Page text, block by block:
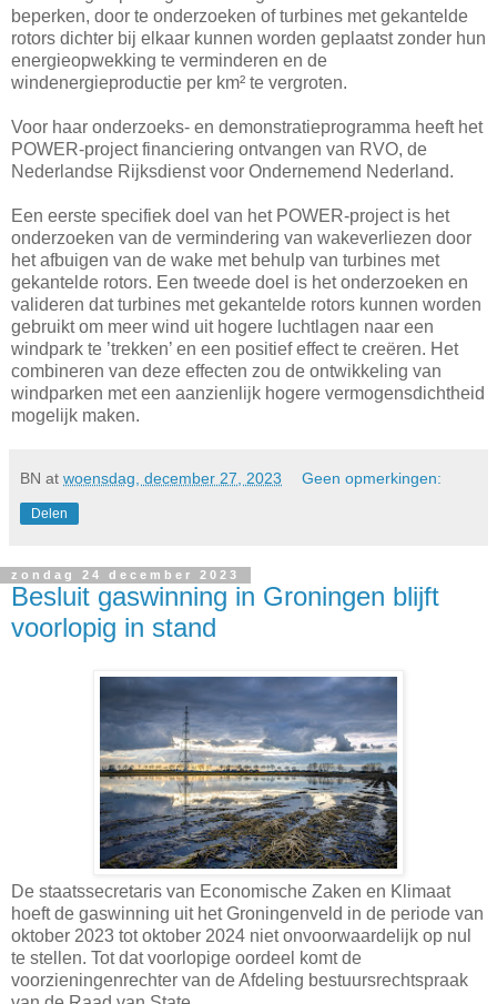
beperken, door te onderzoeken of turbines met gekantelde
rotors dichter bij elkaar kunnen worden geplaatst zonder hun
energieopwekking te verminderen en de
windenergieproductie per km² te vergroten.
Voor haar onderzoeks- en demonstratieprogramma heeft het
POWER-project financiering ontvangen van RVO, de
Nederlandse Rijksdienst voor Ondernemend Nederland.
Een eerste specifiek doel van het POWER-project is het
onderzoeken van de vermindering van wakeverliezen door
het afbuigen van de wake met behulp van turbines met
gekantelde rotors. Een tweede doel is het onderzoeken en
valideren dat turbines met gekantelde rotors kunnen worden
gebruikt om meer wind uit hogere luchtlagen naar een
windpark te ’trekken’ en een positief effect te creëren. Het
combineren van deze effecten zou de ontwikkeling van
windparken met een aanzienlijk hogere vermogensdichtheid
mogelijk maken.
BN at woensdag, december 27, 2023 Geen opmerkingen:
Delen
zondag 24 december 2023
Besluit gaswinning in Groningen blijft
voorlopig in stand
De staatssecretaris van Economische Zaken en Klimaat
hoeft de gaswinning uit het Groningenveld in de periode van
oktober 2023 tot oktober 2024 niet onvoorwaardelijk op nul
te stellen. Tot dat voorlopige oordeel komt de
voorzieningenrechter van de Afdeling bestuursrechtspraak